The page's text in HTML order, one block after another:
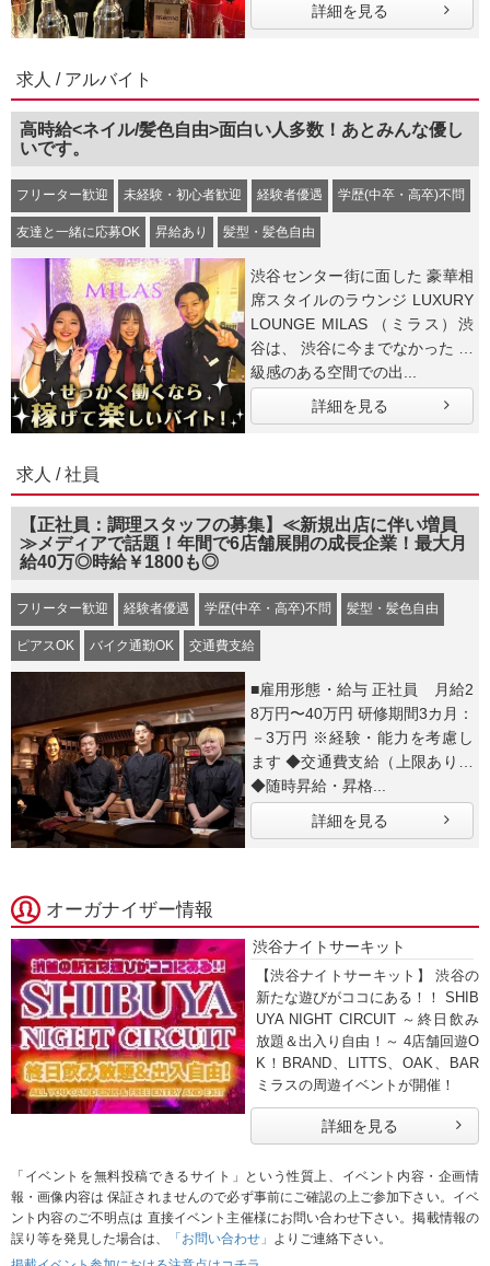
詳細を見る
求人 / アルバイト
高時給<ネイル/髪色自由>面白い人多数！あとみんな優し
いです。
フリーター歓迎 未経験・初心者歓迎 経験者優遇 学歴(中卒・高卒)不問
友達と一緒に応募OK 昇給あり 髪型・髪色自由
渋谷センター街に面した 豪華相
席スタイルのラウンジ LUXURY
LOUNGE MILAS （ミラス）渋
谷は、 渋谷に今までなかった 高
級感のある空間での出...
詳細を見る
求人 / 社員
【正社員：調理スタッフの募集】≪新規出店に伴い増員
≫メディアで話題！年間で6店舗展開の成長企業！最大月
給40万◎時給￥1800も◎
フリーター歓迎 経験者優遇 学歴(中卒・高卒)不問 髪型・髪色自由
ピアスOK バイク通勤OK 交通費支給
■雇用形態・給与 正社員 月給2
8万円〜40万円 研修期間3カ月：
－3万円 ※経験・能力を考慮し
ます ◆交通費支給（上限あり）
◆随時昇給・昇格...
詳細を見る
オーガナイザー情報
渋谷ナイトサーキット
【渋谷ナイトサーキット】 渋谷の
新たな遊びがココにある！！ SHIB
UYA NIGHT CIRCUIT ～終日飲み
放題＆出入り自由！～ 4店舗回遊O
K！BRAND、LITTS、OAK、BAR
ミラスの周遊イベントが開催！
詳細を見る
「イベントを無料投稿できるサイト」という性質上、イベント内容・企画情
報・画像内容は 保証されませんので必ず事前にご確認の上ご参加下さい。イベ
ント内容のご不明点は 直接イベント主催様にお問い合わせ下さい。掲載情報の
誤り等を発見した場合は、
「お問い合わせ」
よりご連絡下さい。